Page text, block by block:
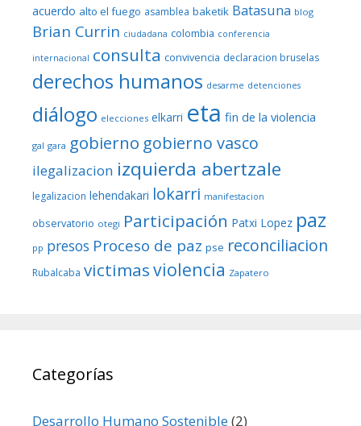
acuerdo alto el fuego asamblea baketik Batasuna blog
Brian Currin ciudadana colombia conferencia
internacional consulta convivencia declaracion bruselas
derechos humanos desarme detenciones
diálogo elecciones elkarri eta fin de la violencia
gal gara gobierno gobierno vasco
ilegalizacion izquierda abertzale
legalizacion lehendakari lokarri manifestacion
observatorio otegi Participación Patxi Lopez paz
pp presos Proceso de paz pse reconciliacion
Rubalcaba victimasviolencia Zapatero
Categorías
Desarrollo Humano Sostenible(2)